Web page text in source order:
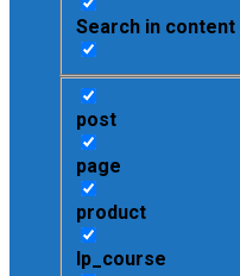
Search in content
post
page
product
lp_course